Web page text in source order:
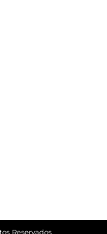
Reservados